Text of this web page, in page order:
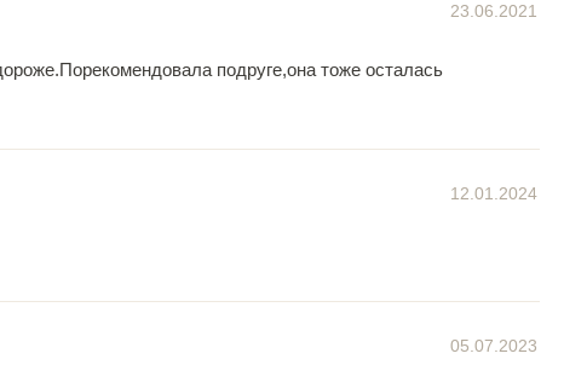
23.06.2021
подруге,она тоже осталась
12.01.2024
05.07.2023